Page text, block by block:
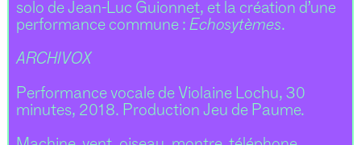
solo de Jean-Luc Guionnet, et la création d’une
performance commune : Echosytèmes.
ARCHIVOX
Performance vocale de Violaine Lochu, 30
minutes, 2018. Production Jeu de Paume.